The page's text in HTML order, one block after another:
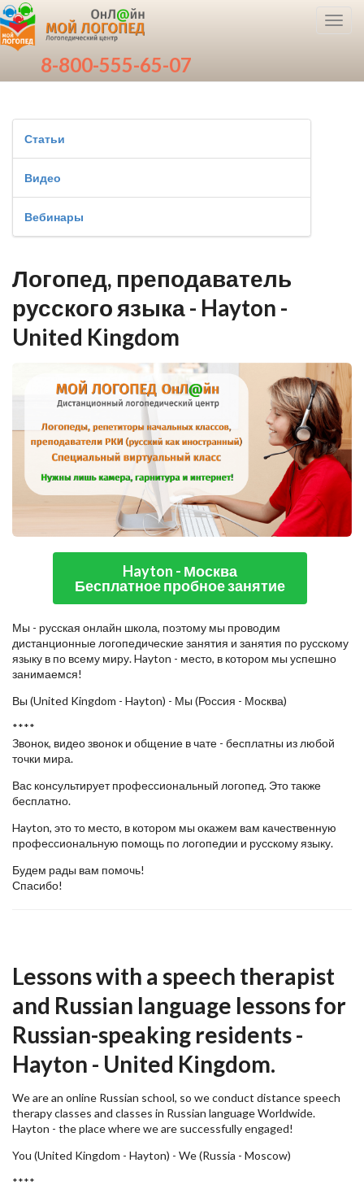
8-800-555-65-07
Статьи
Видео
Вебинары
Логопед, преподаватель
русского языка - Hayton -
United Kingdom
Hayton - Москва
Бесплатное пробное занятие
Мы - русская онлайн школа, поэтому мы проводим
дистанционные логопедические занятия и занятия по русскому
языку в по всему миру. Hayton - место, в котором мы успешно
занимаемся!
Вы (United Kingdom - Hayton) - Мы (Россия - Москва)
****
Звонок, видео звонок и общение в чате - бесплатны из любой
точки мира.
Вас консультирует профессиональный логопед. Это также
бесплатно.
Hayton, это то место, в котором мы окажем вам качественную
профессиональную помощь по логопедии и русскому языку.
Будем рады вам помочь!
Спасибо!
Lessons with a speech therapist
and Russian language lessons for
Russian-speaking residents -
Hayton - United Kingdom.
We are an online Russian school, so we conduct distance speech
therapy classes and classes in Russian language Worldwide.
Hayton - the place where we are successfully engaged!
You (United Kingdom - Hayton) - We (Russia - Moscow)
****